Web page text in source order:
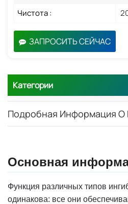
Чистота :
ЗАПРОСИТЬ СЕЙЧАС
Категории
Подробная Информация О
Основная
Функция различных типов
одинакова: все они